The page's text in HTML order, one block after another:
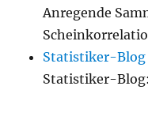
Anregende
Statistiker-Blog
Statistiker-